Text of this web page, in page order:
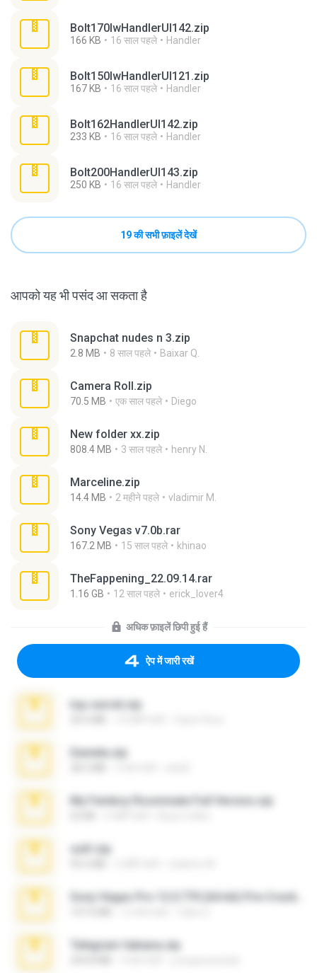
Bolt170lwHandlerUI142.zip
166 KB 16 साल पहले Handler
Bolt150lwHandlerUI121.zip
167 KB 16 साल पहले Handler
Bolt162HandlerUI142.zip
233 KB 16 साल पहले Handler
Bolt200HandlerUI143.zip
250 KB 16 साल पहले Handler
19 की सभी फ़ाइलें देखें
आपको यह भी पसंद आ सकता है
Snapchat nudes n 3.zip
2.8 MB 8 साल पहले Baixar Q.
Camera Roll.zip
70.5 MB एक साल पहले Diego
New folder xx.zip
808.4 MB 3 साल पहले henry N.
Marceline.zip
14.4 MB 2 महीने पहले vladimir M.
Sony Vegas v7.0b.rar
167.2 MB 15 साल पहले khinao
TheFappening_22.09.14.rar
1.16 GB 12 साल पहले erick_lover4
अधिक फ़ाइलें छिपी हुई हैं
ऐप में जारी रखें
top secret.zip
Daniela.zip
My Femboy Roommate Full Version.zip
ouh!.zip
Telegram fabiana.zip